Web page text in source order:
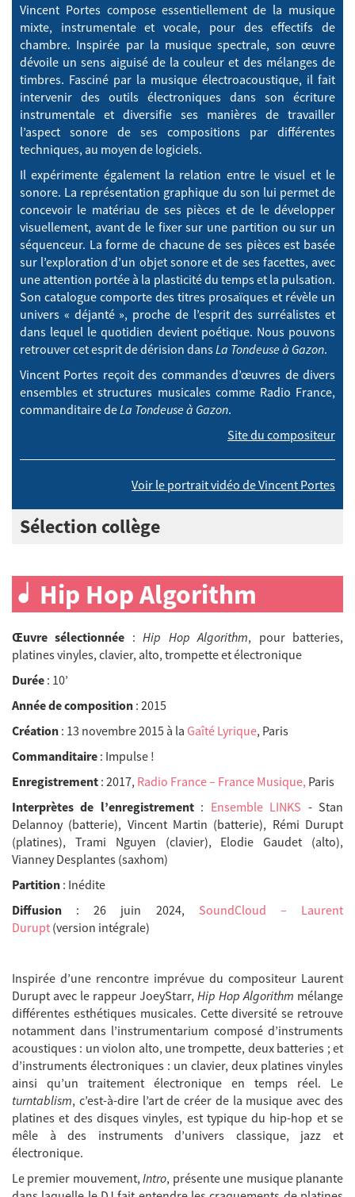
Vincent Portes compose essentiellement de la musique
mixte, instrumentale et vocale, pour des effectifs de
chambre. Inspirée par la musique spectrale, son œuvre
dévoile un sens aiguisé de la couleur et des mélanges de
timbres. Fasciné par la musique électroacoustique, il fait
intervenir des outils électroniques dans son écriture
instrumentale et diversifie ses manières de travailler
l’aspect sonore de ses compositions par différentes
techniques, au moyen de logiciels.
Il expérimente également la relation entre le visuel et le
sonore. La représentation graphique du son lui permet de
concevoir le matériau de ses pièces et de le développer
visuellement, avant de le fixer sur une partition ou sur un
séquenceur. La forme de chacune de ses pièces est basée
sur l’exploration d’un objet sonore et de ses facettes, avec
une attention portée à la plasticité du temps et la pulsation.
Son catalogue comporte des titres prosaïques et révèle un
univers « déjanté », proche de l’esprit des surréalistes et
dans lequel le quotidien devient poétique. Nous pouvons
retrouver cet esprit de dérision dansLa Tondeuse à Gazon.
Vincent Portes reçoit des commandes d’œuvres de divers
ensembles et structures musicales comme Radio France,
commanditaire deLa Tondeuse à Gazon.
Site du compositeur
Voir le portrait vidéo de Vincent Portes
Sélection collège
Hip Hop Algorithm
Œuvre sélectionnée :Hip Hop Algorithm, pour batteries,
platines vinyles, clavier, alto, trompette et électronique
Durée : 10’
Année de composition : 2015
Création : 13 novembre 2015 à la Gaîté Lyrique, Paris
Commanditaire : Impulse !
Enregistrement : 2017, Radio France – France Musique, Paris
Interprètes de l’enregistrement: Ensemble LINKS - Stan
Delannoy (batterie), Vincent Martin (batterie), Rémi Durupt
(platines), Trami Nguyen (clavier), Elodie Gaudet (alto),
Vianney Desplantes (saxhom)
Partition : Inédite
Diffusion : 26 juin 2024, SoundCloud – Laurent
Durupt (version intégrale)
Inspirée d’une rencontre imprévue du compositeur Laurent
Durupt avec le rappeur JoeyStarr, Hip Hop Algorithm mélange
différentes esthétiques musicales. Cette diversité se retrouve
notamment dans l’instrumentarium composé d’instruments
acoustiques : un violon alto, une trompette, deux batteries ; et
d’instruments électroniques : un clavier, deux platines vinyles
ainsi qu’un traitement électronique en temps réel. Le
turntablism, c’est-à-dire l’art de créer de la musique avec des
platines et des disques vinyles, est typique du hip-hop et se
mêle à des instruments d’univers classique, jazz et
électronique.
Le premier mouvement,Intro, présente une musique planante